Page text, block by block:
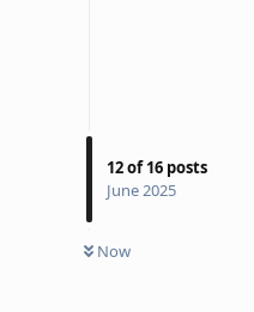
12of16 posts
June 2025
Now